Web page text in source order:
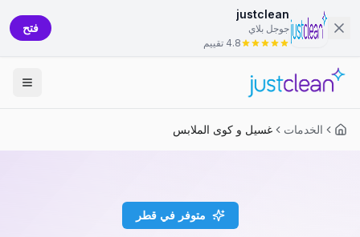
justclean
جوجل بلاي
4.8 تقييم
فتح
الخدمات غسيل و كوى الملابس
متوفر في قطر